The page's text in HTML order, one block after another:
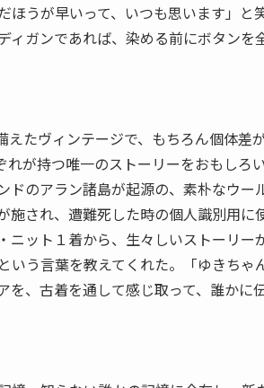
ほうが早いって、いつも思います」と
ガンであれば、染める前にボタンを
たヴィンテージで、もちろん個体差
が持つ唯一のストーリーをおもしろ
ドのアラン諸島が起源の、素朴なウー
され、遭難死した時の個人識別用に
ット１着から、生々しいストーリー
う言葉を教えてくれた。「ゆきちゃ
、古着を通して感じ取って、誰かに